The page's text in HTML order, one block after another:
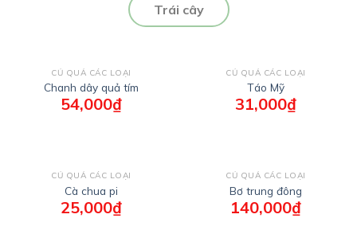
Trái cây
CỦ QUẢ CÁC LOẠI
Chanh dây quả tím
54,000₫
CỦ QUẢ CÁC LOẠI
Táo Mỹ
31,000₫
CỦ QUẢ CÁC LOẠI
Cà chua pi
25,000₫
CỦ QUẢ CÁC LOẠI
Bơ trung đông
140,000₫